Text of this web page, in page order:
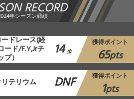
RECORD
年シーズン戦績
ドレース(経
ード/F.Y,Jrチ
） 14 位
獲得ポイント
65pts
テリウム DNF 獲得ポイント
1pts